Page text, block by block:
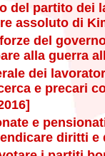
del partito dei
assoluto di
del
alla guerra
dei
e precari
e
diritti e